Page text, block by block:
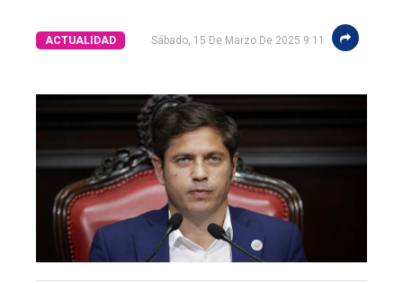
único
DIARIO
Balcarce
ACTUALIDAD Sábado, 15 De Marzo De 2025 9:11